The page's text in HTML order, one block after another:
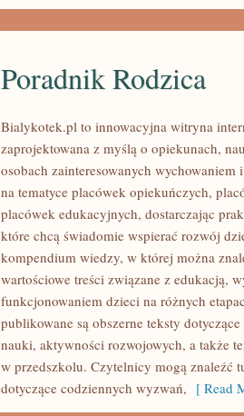
Poradnik Rodzica
Bialykotek.pl to innowacyjna witryna
zaprojektowana z myślą o opiekunach,
osobach zainteresowanych
na tematyce placówek opiekuńczych,
placówek edukacyjnych, dostarczając
które chcą świadomie wspierać rozwój
kompendium wiedzy, w której można
wartościowe treści związane z edukacją,
funkcjonowaniem dzieci na różnych
publikowane są obszerne teksty
nauki, aktywności rozwojowych, a także
w przedszkolu. Czytelnicy mogą znaleźć
dotyczące codziennych wyzwań, [ Read